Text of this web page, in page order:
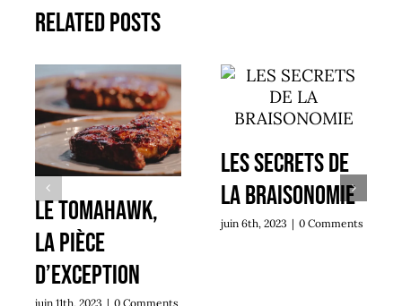
Related Posts
LE TOMAHAWK,
LA PIÈCE
D’EXCEPTION
juin 11th, 2023 | 0 Comments
LES SECRETS DE
LA BRAISONOMIE
juin 6th, 2023 | 0 Comments